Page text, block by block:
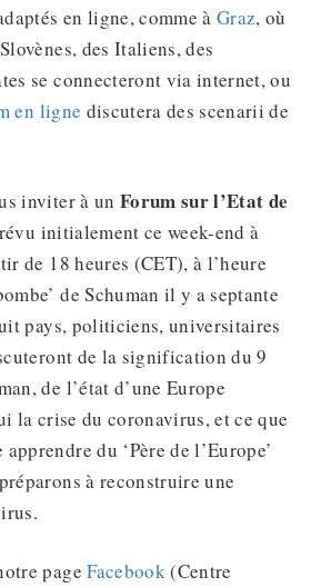
en ligne, comme à Graz, où
des Italiens, des
se connecteront via internet, ou
en ligne discutera des scenarii de
inviter à un Forum sur l’Etat de
initialement ce week-end à
de 18 heures (CET), à l’heure
de Schuman il y a septante
pays, politiciens, universitaires
de la signification du 9
de l’état d’une Europe
la crise du coronavirus, et ce que
du ‘Père de l’Europe’
à reconstruire une
pageFacebook(Centre